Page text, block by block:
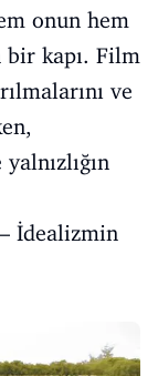
onun hem
bir kapı. Film
ve
– İdealizmin